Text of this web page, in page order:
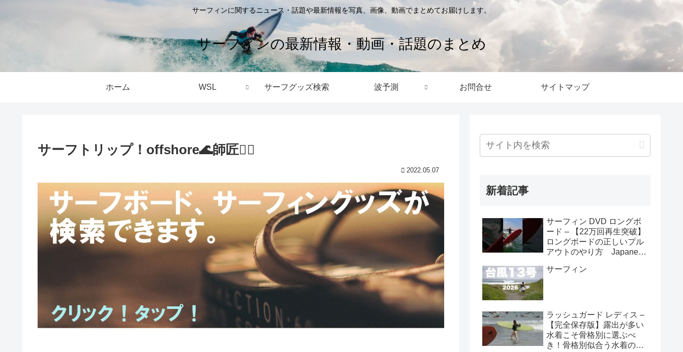
サーフィンに関するニュース・話題や最新情報を写真、画像、動画でまとめてお届けします。
サーフィンの最新情報・動画・話題のまとめ
ホーム WSL サーフグッズ検索 波予測 お問合せ サイトマップ
サーフトリップ！offshore🌊師匠🏄‍♂️
2022.05.07
新着記事
サーフィン DVD ロングボ
ード – 【22万回再生突破】
ロングボードの正しいプル
アウトのやり方 Japanese
ロングボード #shorts
サーフィン
ラッシュガード レディス –
【完全保存版】露出が多い
水着こそ骨格別に選ぶべ
き！骨格別似合う水着の選